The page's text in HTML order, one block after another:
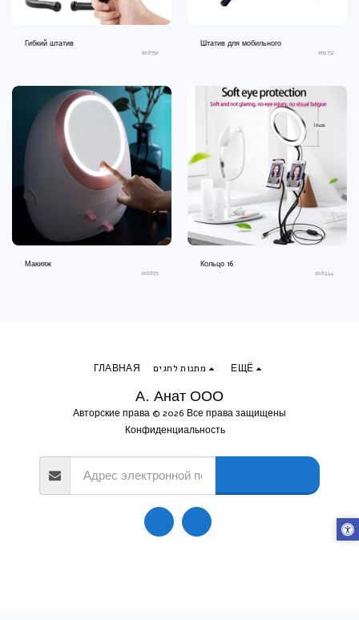
Гибкий штатив
an8552
Штатив для мобильного
an9732
Макияж
an6663
Кольцо 16
an8944
А. Анат ООО
Авторские права © 2026 Все права защищены
Конфиденциальность
ГЛАВНАЯ מתנות לחגים ЕЩЁ